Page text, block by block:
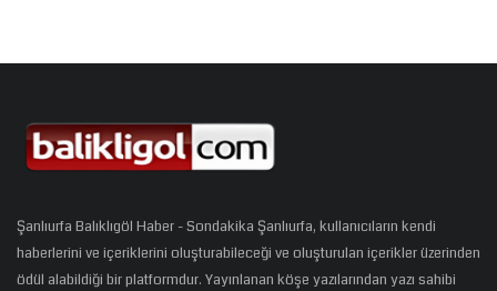
Şanlıurfa Balıklıgöl Haber - Sondakika Şanlıurfa, kullanıcıların kendi
haberlerini ve içeriklerini oluşturabileceği ve oluşturulan içerikler üzerinden
ödül alabildiği bir platformdur. Yayınlanan köşe yazılarından yazı sahibi